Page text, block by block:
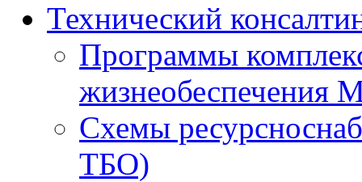
Технический
Программы
жизнеобеспечения
Схемы
ТБО)